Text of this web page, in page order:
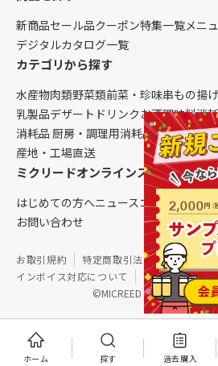
ホーム 探す 過去購入
新商品セール品クーポン特集一覧メニ
デジタルカタログ一覧
カテゴリから探す
水産物肉類野菜類前菜・珍味串もの揚
乳製品デザート ドリンク お酒調味料消
消耗品 厨房・調理用消耗品 クレンリネ
産地・工場直送
ミクリードオンラインストアについ
はじめての方へニュースコラムご利用
お問い合わせ
©MICREED CO.,LTD. All
お取引規約 特定商取引法に基づく表記
インボイス対応について
サイトマップ